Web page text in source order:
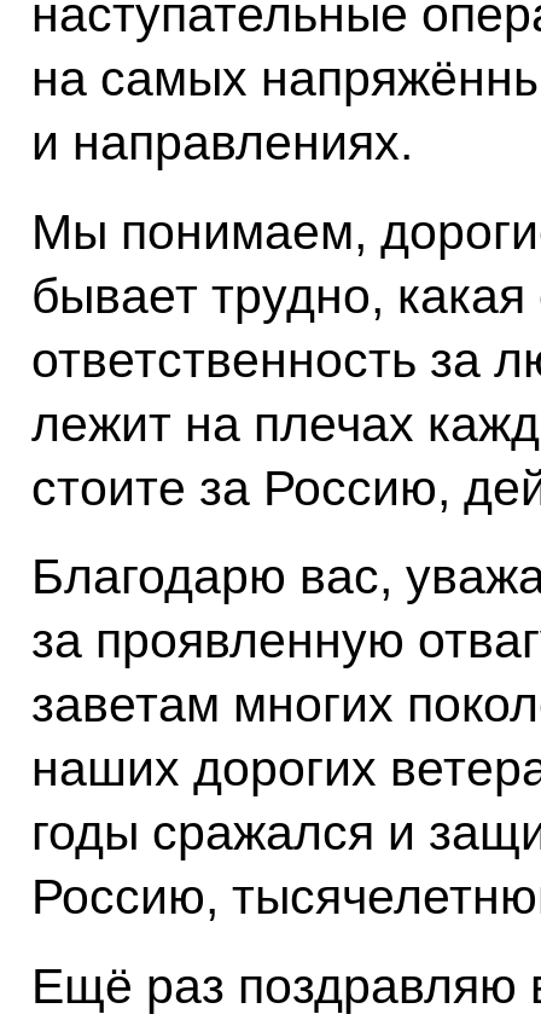
наступательные
на самых
и направлениях.
Мы понимаем,
бывает трудно,
ответственность за
лежит на плечах
стоите за Россию,
Благодарю вас,
за проявленную
заветам многих
наших дорогих
годы сражался и
Россию,
Ещё раз поздравляю